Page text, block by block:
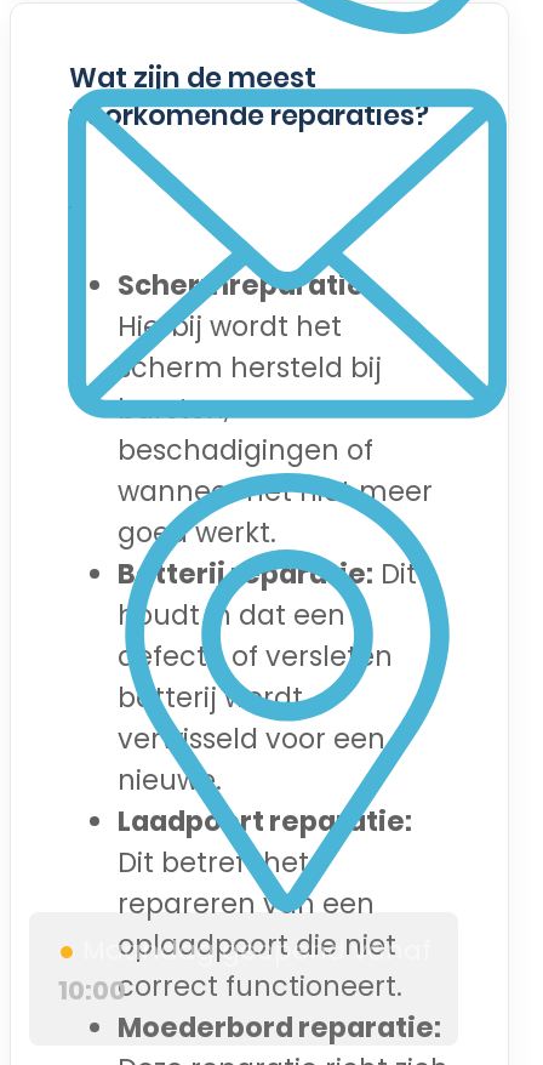
●
Maandag geopend vanaf
10:00
Wat zijn de meest
voorkomende reparaties?
Schermreparatie:
Hierbij wordt het
scherm hersteld bij
barsten,
beschadigingen of
wanneer het niet meer
goed werkt.
Batterij reparatie: Dit
houdt in dat een
defecte of versleten
batterij wordt
verwisseld voor een
nieuwe.
Laadpoort reparatie:
Dit betreft het
repareren van een
oplaadpoort die niet
correct functioneert.
Moederbord reparatie: